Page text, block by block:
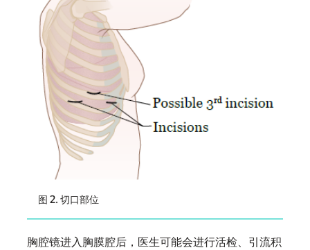
图 2. 切口部位
胸腔镜进入胸膜腔后，医生可能会进行活检、引流积